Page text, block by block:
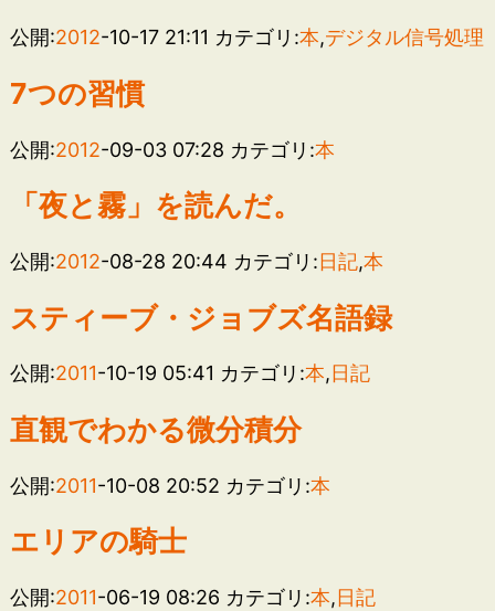
公開:2012-10-17 21:11 カテゴリ:本,デジタル信号処理
7つの習慣
公開:2012-09-03 07:28 カテゴリ:本
「夜と霧」を読んだ。
公開:2012-08-28 20:44 カテゴリ:日記,本
スティーブ・ジョブズ名語録
公開:2011-10-19 05:41 カテゴリ:本,日記
直観でわかる微分積分
公開:2011-10-08 20:52 カテゴリ:本
エリアの騎士
公開:2011-06-19 08:26 カテゴリ:本,日記